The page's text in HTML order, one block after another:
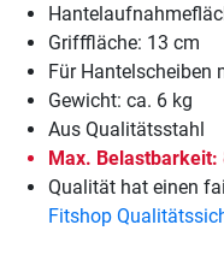
Grifffläche: 13 cm
Für Hantelscheiben
Gewicht: ca. 6 kg
Aus Qualitätsstahl
Max. Belastbarkeit:
Qualität hat einen
Fitshop